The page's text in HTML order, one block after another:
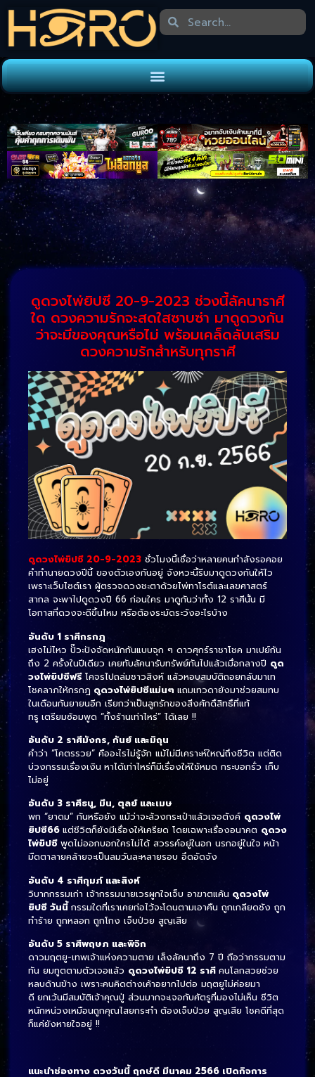
ดูดวงไพ่ยิปซี 20-9-2023 ช่วงนี้ลัคนาราศี
ใด ดวงความรักจะสดใสซาบซ่า มาดูดวงกัน
ว่าจะมีของคุณหรือไม่ พร้อมเคล็ดลับเสริม
ดวงความรักสำหรับทุกราศี
ดูดวงไพ่ยิปซี 20-9-2023 ชั่วโมงนี้เชื่อว่าหลายคนกำลังรอคอย
คำทำนายดวงปีนี้ ของตัวเองกันอยู่ จังหวะนี้รีบมาดูดวงกันให้ไว
เพราะเว็บไซต์เรา ผู้ตรวจดวงชะตาด้วยไพ่ทาโรต์และเลขศาสตร์
สากล จะพาไปดูดวงปี 66 ก่อนใคร มาดูกันว่าทั้ง 12 ราศีนั้น มี
โอกาสที่ดวงจะดีขึ้นไหม หรือต้องระมัดระวังอะไรบ้าง
อันดับ 1 ราศีกรกฎ
เฮงไม่ไหว ปั๊วะปังจัดหนักกันแบบจุก ๆ ดาวศุกร์ราชาโชค มาเปย์กัน
ถึง 2 ครั้งในปีเดียว เคยทับลัคนารับทรัพย์กันไปแล้วเมื่อกลางปี ดูด
วงไพ่ยิปซีฟรี โคจรไปถล่มชาวสิงห์ แล้วหอบสมบัติถอยกลับมาเท
โชคลาภให้กรกฎ ดูดวงไพ่ยิปซีแม่นๆ แถมเทวดายังมาช่วยสมทบ
ในเดือนกันยายนอีก เรียกว่าเป็นลูกรักของสิ่งศักดิ์สิทธิ์ที่แท้
ทรู เตรียมซ้อมพูด “ทั้งร้านเท่าไหร่” ได้เลย !!
อันดับ 2 ราศีมังกร, กันย์ และมิถุน
คำว่า “โคตรรวย” คืออะไรไม่รู้จัก แม้ไม่มีเคราะห์ใหญ่ถึงชีวิต แต่ติด
บ่วงกรรมเรื่องเงิน หาได้เท่าไหร่ก็มีเรื่องให้ใช้หมด กระบอกรั่ว เก็บ
ไม่อยู่
อันดับ 3 ราศีธนู, มีน, ตุลย์ และเมษ
พก “ยาดม” กันหรือยัง แม้ว่าจะล้วงกระเป๋าแล้วเจอตังค์ ดูดวงไพ่
ยิปซี66 แต่ชีวิตก็ยังมีเรื่องให้เครียด โดยเฉพาะเรื่องอนาคต ดูดวง
ไพ่ยิปซี พูดไม่ออกบอกใครไม่ได้ สวรรค์อยู่ในอก นรกอยู่ในใจ หน้า
มืดตาลายคล้ายจะเป็นลมวันละหลายรอบ อึดอัดจัง
อันดับ 4 ราศีกุมภ์ และสิงห์
วิบากกรรมเก่า เจ้ากรรมนายเวรผูกใจเจ็บ อาฆาตแค้น ดูดวงไพ่
ยิปซี วันนี้กรรมใดที่เราเคยก่อไว้จะโดนตามเอาคืน ถูกเกลียดชัง ถูก
ทำร้าย ถูกหลอก ถูกโกง เจ็บป่วย สูญเสีย
อันดับ 5 ราศีพฤษภ และพิจิก
ดาวมฤตยู-เทพเจ้าแห่งความตาย เล็งลัคนาถึง 7 ปี ถือว่ากรรมตาม
ทัน ยมทูตตามตัวเจอแล้ว ดูดวงไพ่ยิปซี 12 ราศี คนโลกสวยช่วย
หลบด้านข้าง เพราะคนคิดต่างเค้าอยากไปต่อ มฤตยูไม่ค่อยมา
ดี ยกเว้นมีสมบัติเจ้าคุณปู่ ส่วนมากจะเจอกับศัตรูที่มองไม่เห็น ชีวิต
หนักหน่วงเหมือนถูกคุณไสยกระทำ ต้องเจ็บป่วย สูญเสีย โชคดีที่สุด
ก็แค่ยังหายใจอยู่ !!
แนะนำช่องทาง ดวงวันนี้ ฤกษ์ดี มีนาคม 2566 เปิดกิจการ